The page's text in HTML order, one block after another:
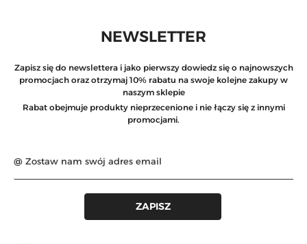
NEWSLETTER
Zapisz się do newslettera i jako pierwszy dowiedz się o najnowszych
promocjach oraz otrzymaj 10% rabatu na swoje kolejne zakupy w
naszym sklepie
Rabat obejmuje produkty nieprzecenione i nie łączy się z innymi
promocjami.